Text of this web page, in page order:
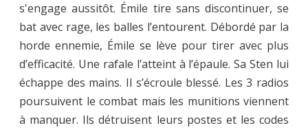
s'engage aussitôt. Émile tire sans discontinuer, se
bat avec rage, les balles l’entourent. Débordé par la
horde ennemie, Émile se lève pour tirer avec plus
d’efficacité. Une rafale l’atteint à l’épaule. Sa Sten lui
échappe des mains. Il s’écroule blessé. Les 3 radios
poursuivent le combat mais les munitions viennent
à manquer. Ils détruisent leurs postes et les codes